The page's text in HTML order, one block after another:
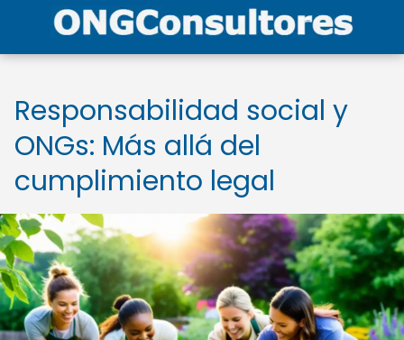
Responsabilidad social y
ONGs: Más allá del
cumplimiento legal